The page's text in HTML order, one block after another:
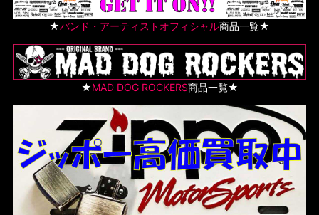
★バンド・アーティストオフィシャル商品一覧★
★MAD DOG ROCKERS商品一覧★